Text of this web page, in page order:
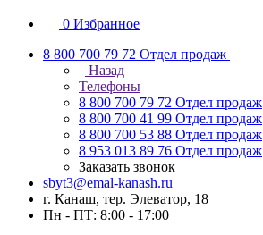
0 Избранное
8 800 700 79 72 Отдел продаж
Назад
Телефоны
8 800 700 79 72 Отдел продаж
8 800 700 41 99 Отдел продаж
8 800 700 53 88 Отдел продаж
8 953 013 89 76 Отдел продаж
Заказать звонок
sbyt3@emal-kanash.ru
г. Канаш, тер. Элеватор, 18
Пн - ПТ: 8:00 - 17:00